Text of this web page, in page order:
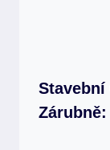
Stavební